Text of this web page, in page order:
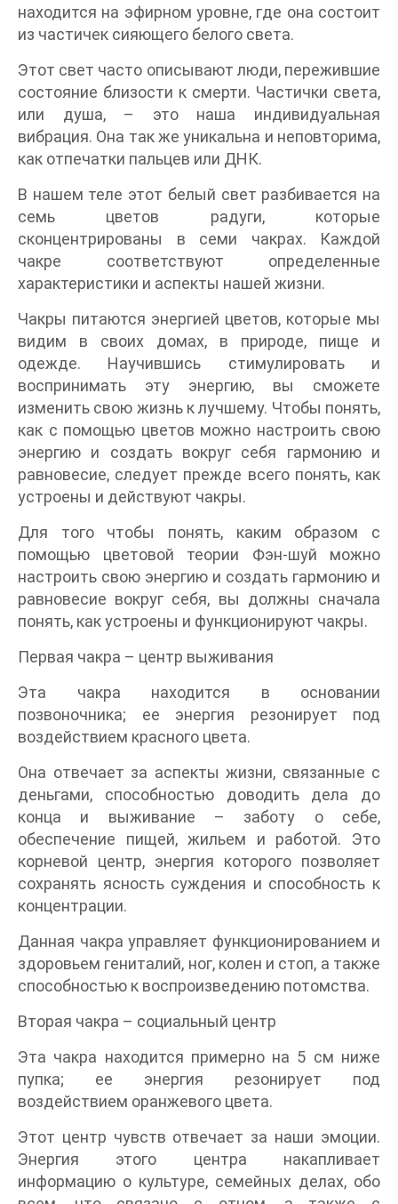
находится на эфирном уровне, где она состоит
из частичек сияющего белого света.
Этот свет часто описывают люди, пережившие
состояние близости к смерти. Частички света,
или душа, – это наша индивидуальная
вибрация. Она так же уникальна и неповторима,
как отпечатки пальцев или ДНК.
В нашем теле этот белый свет разбивается на
семь цветов радуги, которые
сконцентрированы в семи чакрах. Каждой
чакре соответствуют определенные
характеристики и аспекты нашей жизни.
Чакры питаются энергией цветов, которые мы
видим в своих домах, в природе, пище и
одежде. Научившись стимулировать и
воспринимать эту энергию, вы сможете
изменить свою жизнь к лучшему. Чтобы понять,
как с помощью цветов можно настроить свою
энергию и создать вокруг себя гармонию и
равновесие, следует прежде всего понять, как
устроены и действуют чакры.
Для того чтобы понять, каким образом с
помощью цветовой теории Фэн-шуй можно
настроить свою энергию и создать гармонию и
равновесие вокруг себя, вы должны сначала
понять, как устроены и функционируют чакры.
Первая чакра – центр выживания
Эта чакра находится в основании
позвоночника; ее энергия резонирует под
воздействием красного цвета.
Она отвечает за аспекты жизни, связанные с
деньгами, способностью доводить дела до
конца и выживание – заботу о себе,
обеспечение пищей, жильем и работой. Это
корневой центр, энергия которого позволяет
сохранять ясность суждения и способность к
концентрации.
Данная чакра управляет функционированием и
здоровьем гениталий, ног, колен и стоп, а также
способностью к воспроизведению потомства.
Вторая чакра – социальный центр
Эта чакра находится примерно на 5 см ниже
пупка; ее энергия резонирует под
воздействием оранжевого цвета.
Этот центр чувств отвечает за наши эмоции.
Энергия этого центра накапливает
информацию о культуре, семейных делах, обо